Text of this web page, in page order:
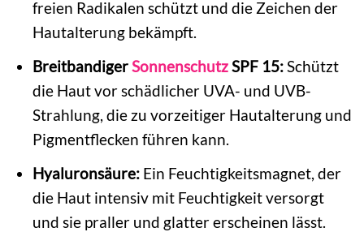
freien Radikalen schützt und die Zeichen der
Hautalterung bekämpft.
BreitbandigerSonnenschutzSPF 15:Schützt
die Haut vor schädlicher UVA- und UVB-
Strahlung, die zu vorzeitiger Hautalterung und
Pigmentflecken führen kann.
Hyaluronsäure:Ein Feuchtigkeitsmagnet, der
die Haut intensiv mit Feuchtigkeit versorgt
und sie praller und glatter erscheinen lässt.